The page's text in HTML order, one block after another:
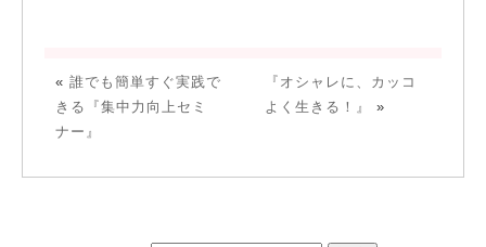
« 誰でも簡単すぐ実践で
きる『集中力向上セミ
ナー』
『オシャレに、カッコ
よく生きる！』
»